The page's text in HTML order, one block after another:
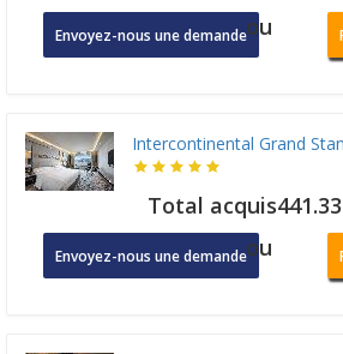
Envoyez-nous une demandeou
Intercontinental Grand
Total acquis441.33
Envoyez-nous une demandeou